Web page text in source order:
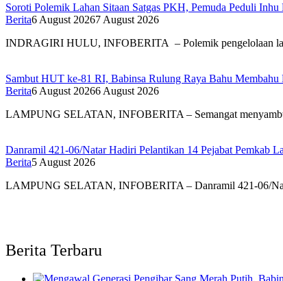
Soroti Polemik Lahan Sitaan Satgas PKH, Pemuda Peduli
Berita6 August 20267 August 2026
INDRAGIRI HULU, INFOBERITA – Polemik pengelolaan
Sambut HUT ke-81 RI, Babinsa Rulung Raya Bahu Membahu
Berita6 August 20266 August 2026
LAMPUNG SELATAN, INFOBERITA – Semangat
Danramil 421-06/Natar Hadiri Pelantikan 14 Pejabat Pemkab
Berita5 August 2026
LAMPUNG SELATAN, INFOBERITA – Danramil 421-06/
Berita Terbaru